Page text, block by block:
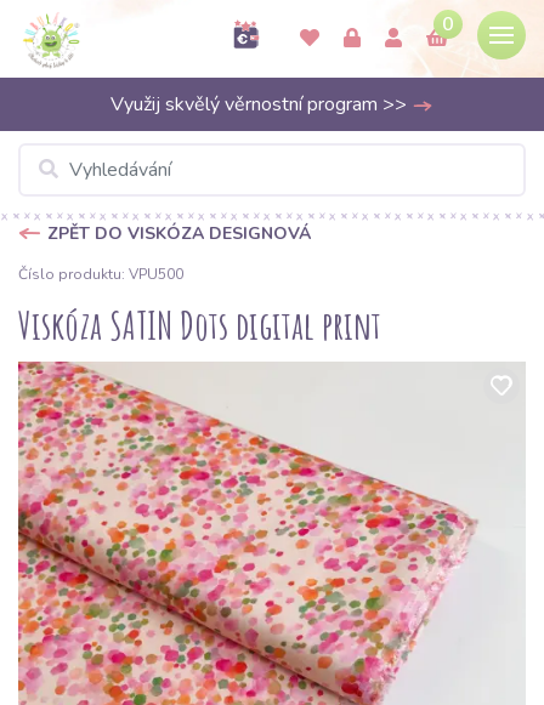
0
Využij skvělý věrnostní program >>
ZPĚT DO VISKÓZA DESIGNOVÁ
Číslo produktu: VPU500
Viskóza SATIN Dots digital print